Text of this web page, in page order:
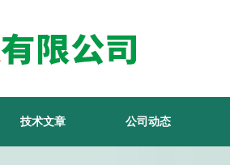
技术文章 公司动态